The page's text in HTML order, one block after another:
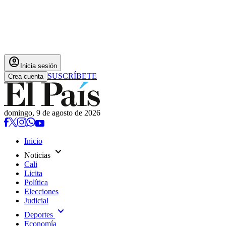
account_circle Inicia sesión
Crea cuenta SUSCRÍBETE
domingo, 9 de agosto de 2026
Inicio
Noticias expand_more
Cali
Licita
Política
Elecciones
Judicial
Deportes expand_more
Economía